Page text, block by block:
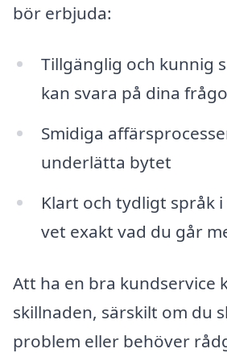
bör erbjuda:
Tillgänglig och kunnig
kan svara på dina
Smidiga
underlätta bytet
Klart och tydligt språk
vet exakt vad du går
Att ha en bra kundservice
skillnaden, särskilt om du
problem eller behöver